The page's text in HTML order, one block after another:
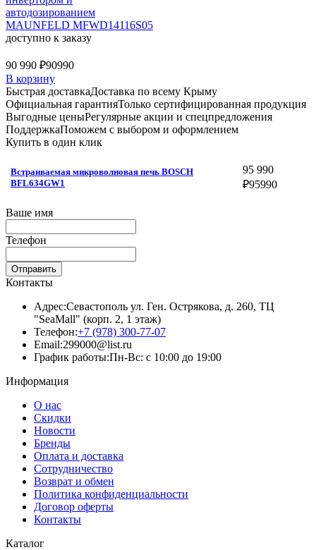
автодозированием
MAUNFELD MFWD14116S05
доступно к заказу
90 990 ₽90990
В корзину
Быстрая доставкаДоставка по всему Крыму
Официальная гарантияТолько сертифицированная продукция
Выгодные ценыРегулярные акции и спецпредложения
ПоддержкаПоможем с выбором и оформлением
Купить в один клик
Встраиваемая микроволновая печь BOSCH
BFL634GW1
95 990
₽95990
Ваше имя
Телефон
Отправить
Контакты
Адрес:Севастополь ул. Ген. Острякова, д. 260, ТЦ
"SeaMall" (корп. 2, 1 этаж)
Телефон:+7 (978) 300-77-07
Email:299000@list.ru
График работы:Пн-Вс: с 10:00 до 19:00
Информация
О нас
Скидки
Новости
Бренды
Оплата и доставка
Сотрудничество
Возврат и обмен
Политика конфиденциальности
Договор оферты
Контакты
Каталог